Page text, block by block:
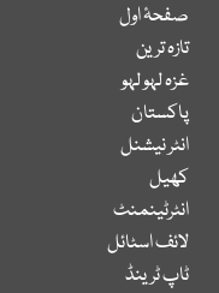
صفحۂ اول
تازہ ترین
غزہ لہو لہو
پاکستان
انٹر نیشنل
کھیل
انٹرٹینمنٹ
لائف اسٹائل
ٹاپ ٹرینڈ